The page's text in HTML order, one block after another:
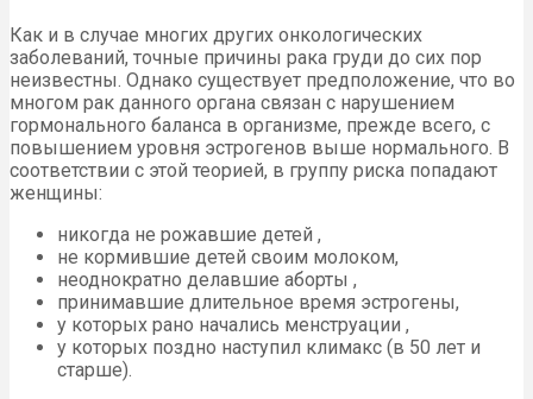
Как и в случае многих других онкологических
заболеваний, точные причины рака груди до сих пор
неизвестны. Однако существует предположение, что во
многом рак данного органа связан с нарушением
гормонального баланса в организме, прежде всего, с
повышением уровня эстрогенов выше нормального. В
соответствии с этой теорией, в группу риска попадают
женщины:
никогда не рожавшие детей ,
не кормившие детей своим молоком,
неоднократно делавшие аборты ,
принимавшие длительное время эстрогены,
у которых рано начались менструации ,
у которых поздно наступил климакс (в 50 лет и
старше).